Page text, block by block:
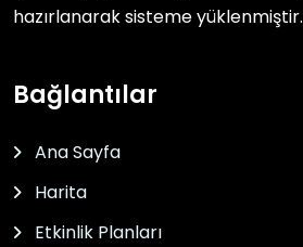
hazırlanarak sisteme yüklenmiştir.
Bağlantılar
Ana Sayfa
Harita
Etkinlik Planları